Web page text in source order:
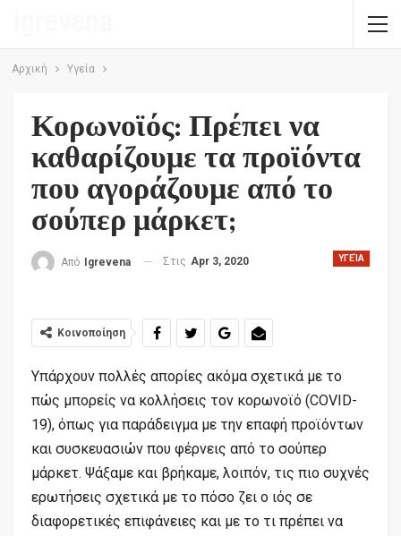
Αρχική Υγεία
Κορωνοϊός: Πρέπει να
καθαρίζουμε τα προϊόντα
που αγοράζουμε από το
σούπερ μάρκετ;
ΥΓΕΊΑ
Από Igrevena Στις Apr 3, 2020
Κοινοποίηση
Υπάρχουν πολλές απορίες ακόμα σχετικά με το
πώς μπορείς να κολλήσεις τον κορωνοϊό (COVID-
19), όπως για παράδειγμα με την επαφή προϊόντων
και συσκευασιών που φέρνεις από το σούπερ
μάρκετ. Ψάξαμε και βρήκαμε, λοιπόν, τις πιο συχνές
ερωτήσεις σχετικά με το πόσο ζει ο ιός σε
διαφορετικές επιφάνειες και με το τι πρέπει να